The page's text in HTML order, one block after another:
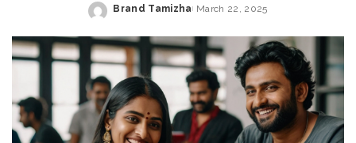
Posted
Brand Tamizha March 22, 2025